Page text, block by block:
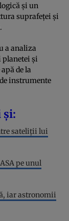
și un
suprafeței și
a analiza
planetei și
de la
instrumente
și:
sateliții lui
pe unul
iar astronomii